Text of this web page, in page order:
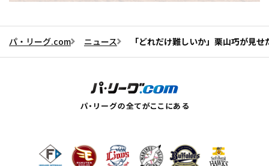
パ・リーグ.com ニュース 「どれだけ難しいか」栗山巧が見